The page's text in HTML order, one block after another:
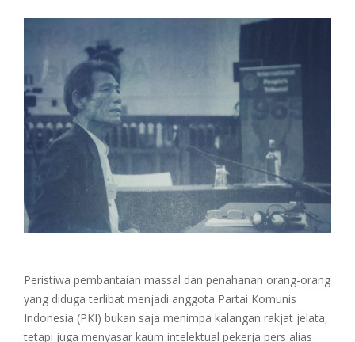
Peristiwa pembantaian massal dan penahanan orang-orang
yang diduga terlibat menjadi anggota Partai Komunis
Indonesia (PKI) bukan saja menimpa kalangan rakjat jelata,
tetapi juga menyasar kaum intelektual pekerja pers alias